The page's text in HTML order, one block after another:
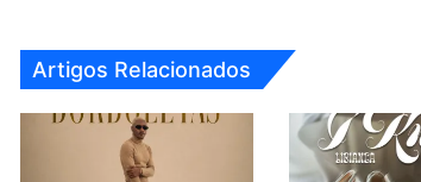
Artigos Relacionados